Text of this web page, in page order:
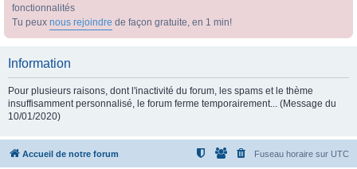
fonctionnalités
Tu peux nous rejoindre de façon gratuite, en 1 min!
Information
Pour plusieurs raisons, dont l'inactivité du forum, les spams et le thème
insuffisamment personnalisé, le forum ferme temporairement... (Message du
10/01/2020)
Accueil de notre forum Fuseau horaire sur UTC